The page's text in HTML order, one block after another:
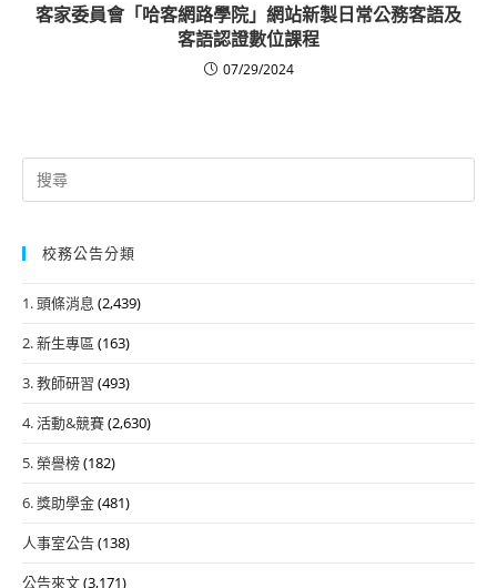
客家委員會「哈客網路學院」網站新製日常公務客語及
客語認證數位課程
07/29/2024
Search
for:
校務公告分類
1. 頭條消息 (2,439)
2. 新生專區 (163)
3. 教師研習 (493)
4. 活動&競賽(2,630)
5. 榮譽榜(182)
6. 獎助學金(481)
人事室公告(138)
公告來文(3,171)